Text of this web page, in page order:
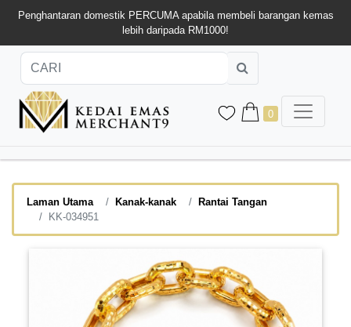
Penghantaran domestik PERCUMA apabila membeli barangan kemas
lebih daripada RM1000!
0
Laman Utama Kanak-kanak
Rantai Tangan
KK-034951